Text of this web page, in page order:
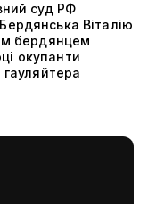
суд РФ
Віталію
бердянцем
окупанти
гауляйтера